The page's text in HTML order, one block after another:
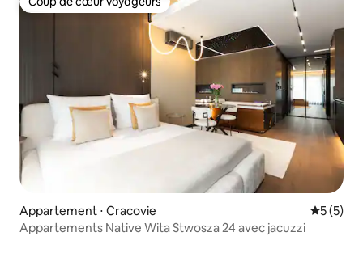
Coup de cœur voyageurs
Appartement ⋅ Cracovie
5 (5)
Appartements Native Wita Stwosza 24 avec jacuzzi